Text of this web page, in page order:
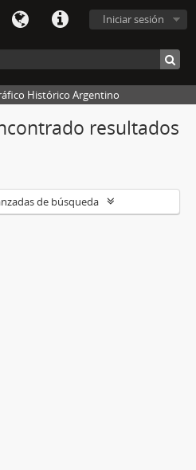
Iniciar sesión
Histórico Argentino
resultados
de búsqueda